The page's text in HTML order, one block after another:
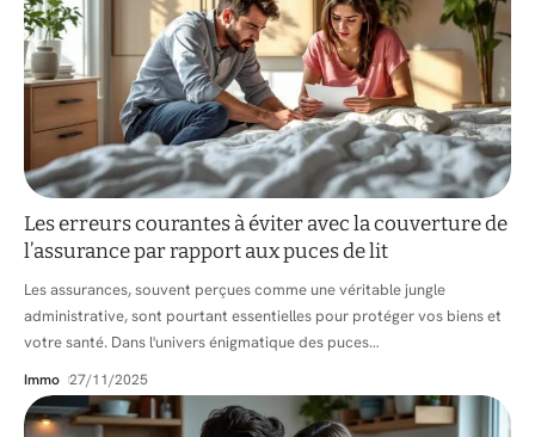
Les erreurs courantes à éviter avec la couverture de
l’assurance par rapport aux puces de lit
Les assurances, souvent perçues comme une véritable jungle
administrative, sont pourtant essentielles pour protéger vos biens et
votre santé. Dans l'univers énigmatique des puces…
Immo 27/11/2025